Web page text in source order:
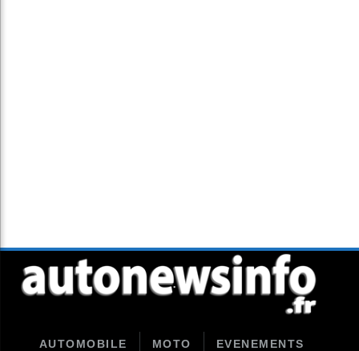
AUTOMOBILE MOTO
EVENEMENTS